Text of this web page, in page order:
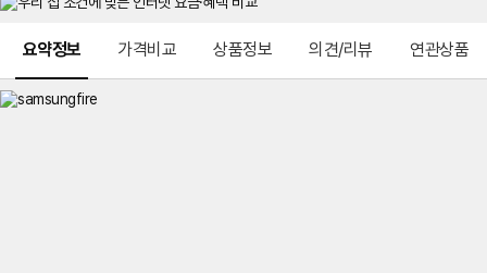
요약정보 가격비교 상품정보 의견/리뷰 연관상품